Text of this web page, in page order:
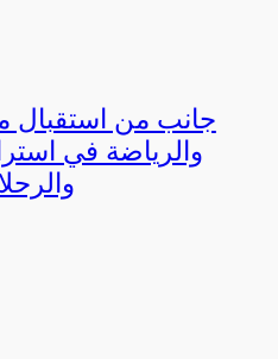
جانب من استقبال
والرياضة في